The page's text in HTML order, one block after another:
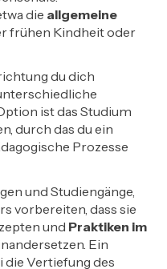
die allgemeine
frühen Kindheit oder
du dich
ist das Studium
durch das du ein
Prozesse
und Studiengänge,
vorbereiten, dass sie
und Praktiken im
Ein
die Vertiefung des